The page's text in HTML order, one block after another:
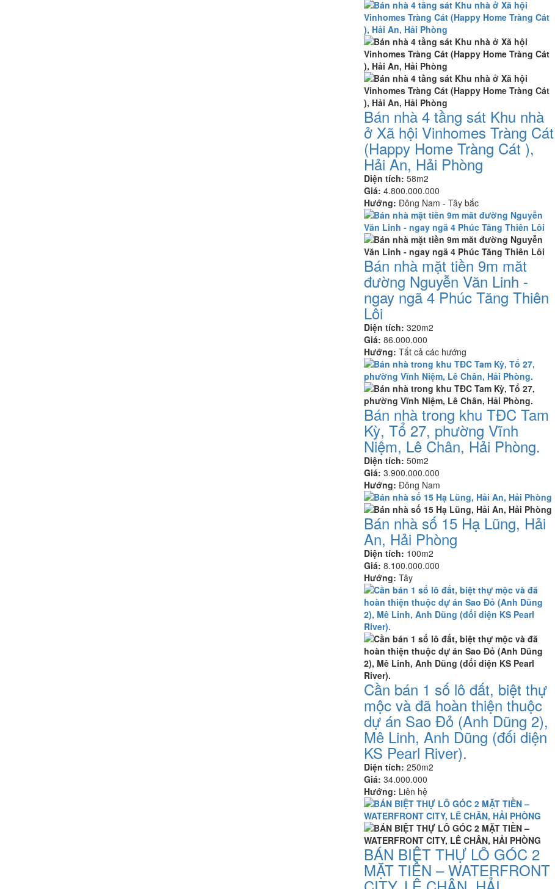
Bán nhà 4 tầng sát Khu nhà
ở Xã hội Vinhomes Tràng Cát
(Happy Home Tràng Cát ),
Hải An, Hải Phòng
Diện tích: 58m2
Giá: 4.800.000.000
Hướng: Đông Nam - Tây bắc
Bán nhà mặt tiền 9m măt
đường Nguyễn Văn Linh -
ngay ngã 4 Phúc Tăng Thiên
Lôi
Diện tích: 320m2
Giá: 86.000.000
Hướng: Tất cả các hướng
Bán nhà trong khu TĐC Tam
Kỳ, Tổ 27, phường Vĩnh
Niệm, Lê Chân, Hải Phòng.
Diện tích: 50m2
Giá: 3.900.000.000
Hướng: Đông Nam
Bán nhà số 15 Hạ Lũng, Hải
An, Hải Phòng
Diện tích: 100m2
Giá: 8.100.000.000
Hướng: Tây
Cần bán 1 số lô đất, biệt thự
mộc và đã hoàn thiện thuộc
dự án Sao Đỏ (Anh Dũng 2),
Mê Linh, Anh Dũng (đối diện
KS Pearl River).
Diện tích: 250m2
Giá: 34.000.000
Hướng: Liên hệ
BÁN BIỆT THỰ LÔ GÓC 2
MẶT TIỀN – WATERFRONT